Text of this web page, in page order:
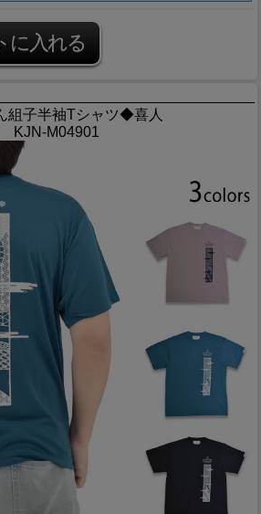
組子半袖Tシャツ◆喜人
KJN-M04901